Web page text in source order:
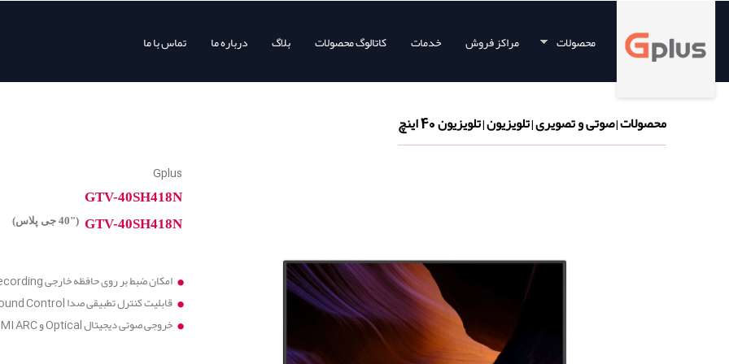
محصولات مراکز فروش خدمات کاتالوگ محصولات بلاگ درباره ما تماس با ما
محصولات|صوتی و تصویری|تلویزیون|تلویزیون 40 اینچ
Gplus
GTV-40SH418N
GTV-40SH418N ("40 جی پلاس)
امکان ضبط بر روی حافظه خارجی Digital Recording
قابلیت کنترل تطبیقی صدا Adaptive Sound Control
خروجی صوتی دیجیتال Optical و HDMI ARC